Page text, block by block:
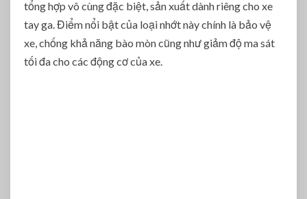
tổng hợp vô cùng đặc biệt, sản xuất dành riêng cho xe
tay ga. Điểm nổi bật của loại nhớt này chính là bảo vệ
xe, chống khả năng bào mòn cũng như giảm độ ma sát
tối đa cho các động cơ của xe.